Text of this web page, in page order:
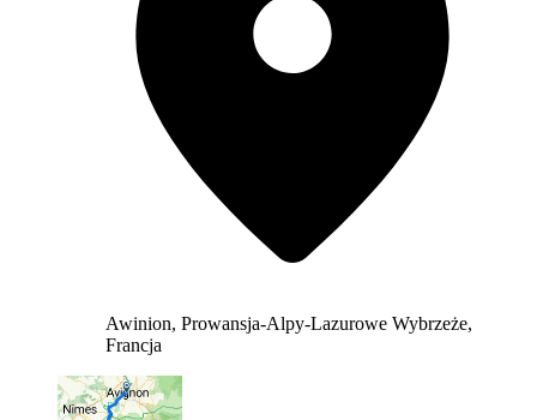
Awinion, Prowansja-Alpy-Lazurowe Wybrzeże,
Francja